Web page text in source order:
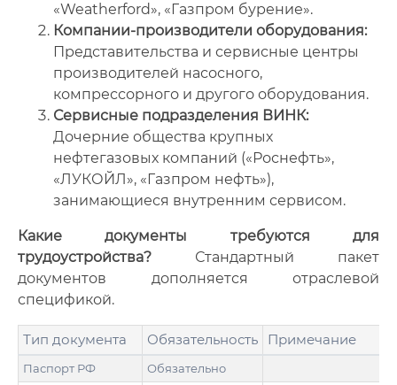
«Weatherford», «Газпром бурение».
Компании-производители оборудования:
Представительства и сервисные центры
производителей насосного,
компрессорного и другого оборудования.
Сервисные подразделения ВИНК:
Дочерние общества крупных
нефтегазовых компаний («Роснефть»,
«ЛУКОЙЛ», «Газпром нефть»),
занимающиеся внутренним сервисом.
Какие документы требуются для
трудоустройства? Стандартный пакет
документов дополняется отраслевой
спецификой.
Тип документа Обязательность Примечание
Паспорт РФ
Обязательно